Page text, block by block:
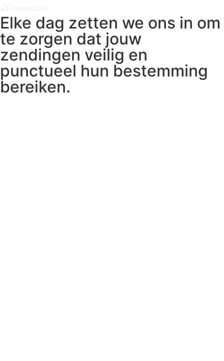
Elke dag zetten we ons in om
te zorgen dat jouw
zendingen veilig en
punctueel hun bestemming
bereiken.